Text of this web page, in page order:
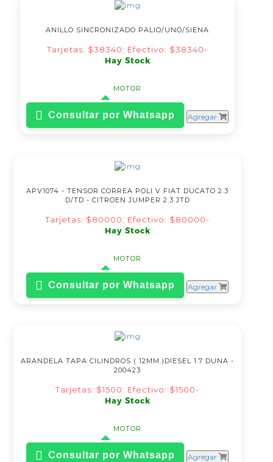
ANILLO SINCRONIZADO PALIO/UNO/SIENA
Tarjetas: $38340; Efectivo: $38340-
Hay Stock
MOTOR
Consultar por Whatsapp Agregar
APV1074 - TENSOR CORREA POLI V FIAT DUCATO 2.3
D/TD - CITROEN JUMPER 2.3 JTD
Tarjetas: $80000; Efectivo: $80000-
Hay Stock
MOTOR
Consultar por Whatsapp Agregar
ARANDELA TAPA CILINDROS ( 12MM.)DIESEL 1.7 DUNA -
200423
Tarjetas: $1500; Efectivo: $1500-
Hay Stock
MOTOR
Consultar por Whatsapp Agregar